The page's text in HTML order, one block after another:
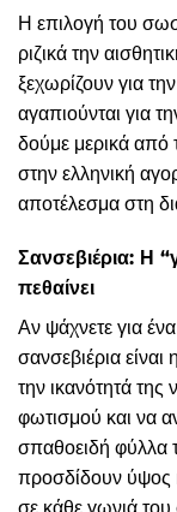
Η επιλογή του
ριζικά την
ξεχωρίζουν για
αγαπιούνται για
δούμε μερικά από
στην ελληνική
αποτέλεσμα στη
Σανσεβιέρια: Η
πεθαίνει
Αν ψάχνετε για
σανσεβιέρια
την ικανότητά
φωτισμού και να
σπαθοειδή φύλλα
προσδίδουν ύψος